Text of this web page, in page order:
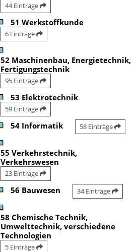
44 Einträge
51 Werkstoffkunde
6 Einträge
52 Maschinenbau, Energietechnik,
Fertigungstechnik
95 Einträge
53 Elektrotechnik
59 Einträge
54 Informatik 58 Einträge
55 Verkehrstechnik,
Verkehrswesen
23 Einträge
56 Bauwesen 34 Einträge
58 Chemische Technik,
Umwelttechnik, verschiedene
Technologien
5 Einträge